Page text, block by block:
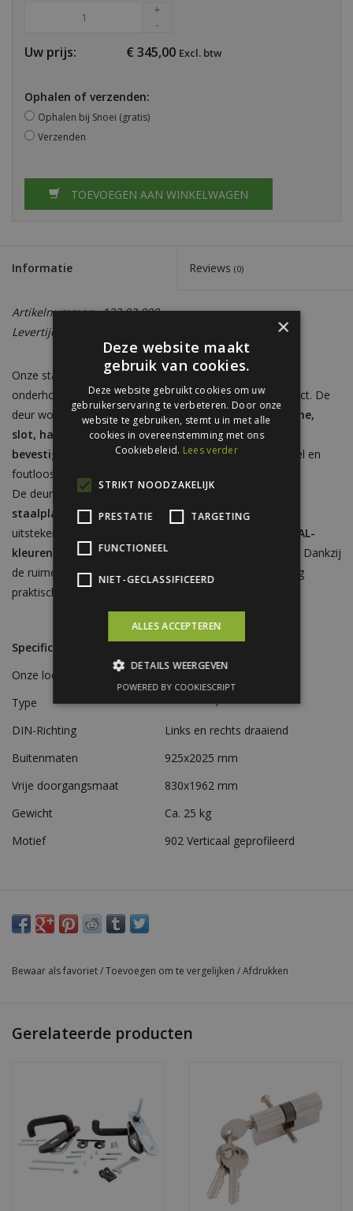
+
-
Uw prijs: € 345,00 Excl. btw
Ophalen of verzenden:
Ophalen bij Snoei (gratis)
Verzenden
TOEVOEGEN AAN WINKELWAGEN
Informatie Reviews (0)
Artikelnummer: 122.02.008
Levertijd:
Onze stalen loopdeur is ontwikkeld als een robuuste,
onderhoudsarme toegang voor elke loods en gevelproject. De
deur wordt geleverd alscomplete set met inbouwframe,
slot, handgrepen, rubber en alle benodigde
bevestigingsmaterialen, zodat montage op locatie snel en
foutloos verloopt.
De deur is uitgevoerd in eenverticaal geprofileerde
staalplaat
, wat zorgt voor een strakke uitstraling en
uitstekende stabiliteit. Verkrijgbaar in onze
standaard RAL-
kleuren
zowel links- als rechtsdraaiend leverbaar
. Dankzij
de ruime vrije doorgang van 830x1962 mm is de toegang
praktisch en ergonomisch in dagelijks gebruik.
Specificaties
Onze loopdeuren hebben de volgende specificaties:
Type
DIN-Richting
Links en rechts draaiend
Buitenmaten
925x2025 mm
Vrije doorgangsmaat
830x1962 mm
Gewicht
Ca. 25 kg
Motief
902 Verticaal geprofileerd
Bewaar als favoriet/Toevoegen om te vergelijken /Afdrukken
Gerelateerde producten
×
Deze website maakt
gebruik van cookies.
Deze website gebruikt cookies om uw
gebruikerservaring te verbeteren. Door onze
website te gebruiken, stemt u in met alle
cookies in overeenstemming met ons
Cookiebeleid. Lees verder
STRIKT NOODZAKELIJK
PRESTATIE TARGETING
FUNCTIONEEL
NIET-GECLASSIFICEERD
ALLES ACCEPTEREN
DETAILS WEERGEVEN
POWERED BY COOKIESCRIPT